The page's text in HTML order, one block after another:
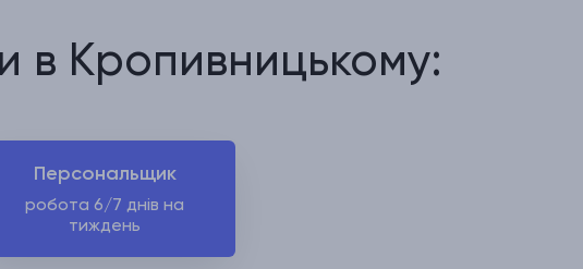
в Кропивницькому:
Персональщик
робота 6/7 днів на
тиждень